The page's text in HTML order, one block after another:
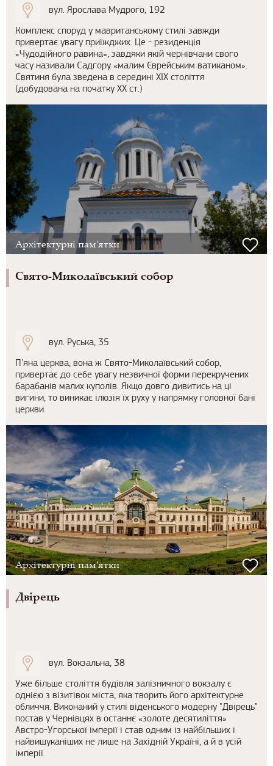
вул. Ярослава Мудрого, 192
Комплекс споруд у мавританському стилі завжди
привертає увагу приїжджих. Це - резиденція
«Чудодійного равина», завдяки якій чернівчани свого
часу називали Садгору «малим Єврейським ватиканом».
Святиня була зведена в середині ХIХ століття
(добудована на початку ХХ ст.)
Архітектурні пам'ятки
Свято-Миколаївський собор
вул. Руська, 35
П'яна церква, вона ж Свято-Миколаївський собор,
привертає до себе увагу незвичної форми перекручених
барабанів малих куполів. Якщо довго дивитись на ці
вигини, то виникає ілюзія їх руху у напрямку головної бані
церкви.
Архітектурні пам'ятки
Двірець
вул. Вокзальна, 38
Уже більше століття будівля залізничного вокзалу є
однією з візитівок міста, яка творить його архітектурне
обличчя. Виконаний у стилі віденського модерну "Двірець"
постав у Чернівцях в останнє «золоте десятиліття»
Австро-Угорської імперії і став одним із найбільших і
найвишуканіших не лише на Західній Україні, а й в усій
імперії.